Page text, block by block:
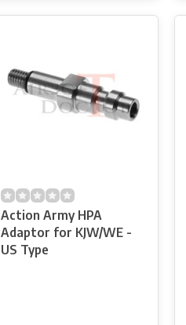
Action Army HPA
Adaptor for KJW/WE -
US Type